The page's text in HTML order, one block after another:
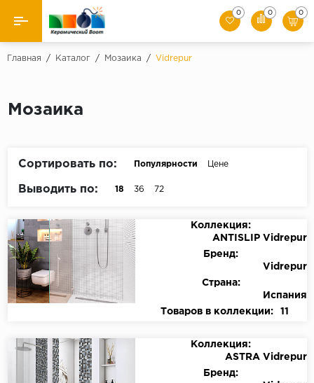
Назад
Клинкер
0 0 0
Главная / Каталог / Мозаика / Vidrepur
Мозаика
Сортировать по: Популярности Цене
Выводить по: 18 36 72
Коллекция:
ANTISLIP Vidrepur
Бренд:
Vidrepur
Страна:
Испания
Товаров в коллекции:
11
Коллекция:
ASTRA Vidrepur
Бренд: